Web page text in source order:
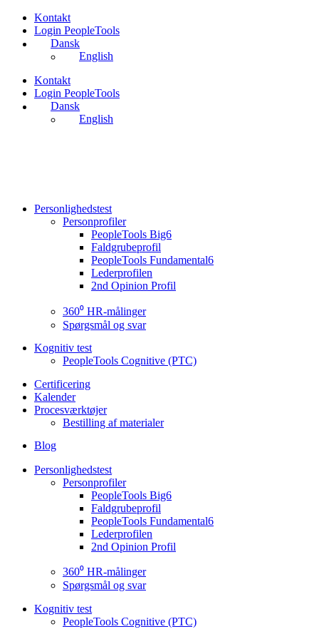
Videre
indhold
Kontakt
Login PeopleTools
Dansk
English
Kontakt
Login PeopleTools
Dansk
English
Personlighedstest
Personprofiler
PeopleTools Big6
Faldgrubeprofil
PeopleTools Fundamental6
Lederprofilen
2nd Opinion Profil
360⁰ HR-målinger
Spørgsmål og svar
Kognitiv test
PeopleTools Cognitive (PTC)
Certificering
Kalender
Procesværktøjer
Bestilling af materialer
Blog
Personlighedstest
Personprofiler
PeopleTools Big6
Faldgrubeprofil
PeopleTools Fundamental6
Lederprofilen
2nd Opinion Profil
360⁰ HR-målinger
Spørgsmål og svar
Kognitiv test
PeopleTools Cognitive (PTC)